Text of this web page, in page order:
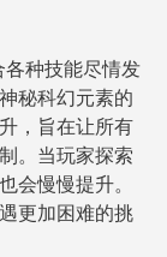
种技能尽情发
秘科幻元素的
，旨在让所有
。当玩家探索
会慢慢提升。
更加困难的挑